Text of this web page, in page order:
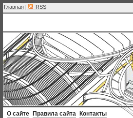
Главная | RSS
О сайте Правила сайта Контакты